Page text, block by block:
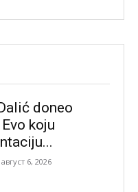
doneo
koju
август 6, 2026